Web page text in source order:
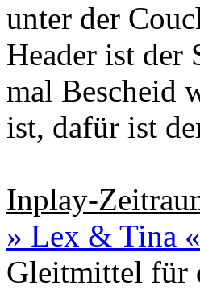
unter der
Header ist der
mal Bescheid
ist, dafür ist
Inplay-
» Lex & Tina «
Gleitmittel für